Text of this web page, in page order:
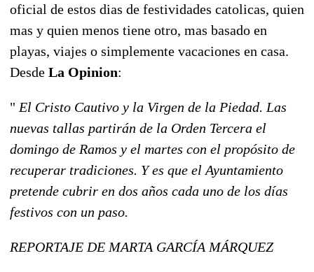
oficial de estos dias de festividades catolicas, quien
mas y quien menos tiene otro, mas basado en
playas, viajes o simplemente vacaciones en casa.
Desde La Opinion:
" El Cristo Cautivo y la Virgen de la Piedad. Las
nuevas tallas partirán de la Orden Tercera el
domingo de Ramos y el martes con el propósito de
recuperar tradiciones. Y es que el Ayuntamiento
pretende cubrir en dos años cada uno de los días
festivos con un paso.
REPORTAJE DE MARTA GARCÍA MÁRQUEZ